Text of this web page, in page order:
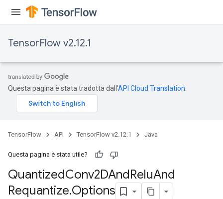
TensorFlow v2.12.1
Questa pagina è stata tradotta dall'API Cloud Translation
TensorFlow API TensorFlow v2.12.1 Java
Questa pagina è stata utile?
QuantizedConv2DAndReluAnd
Requantize.Options